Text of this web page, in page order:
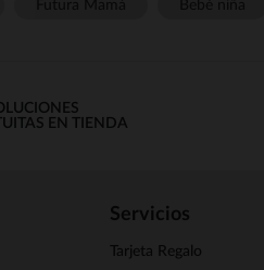
EN TIENDA
Servicios
Tarjeta Regalo